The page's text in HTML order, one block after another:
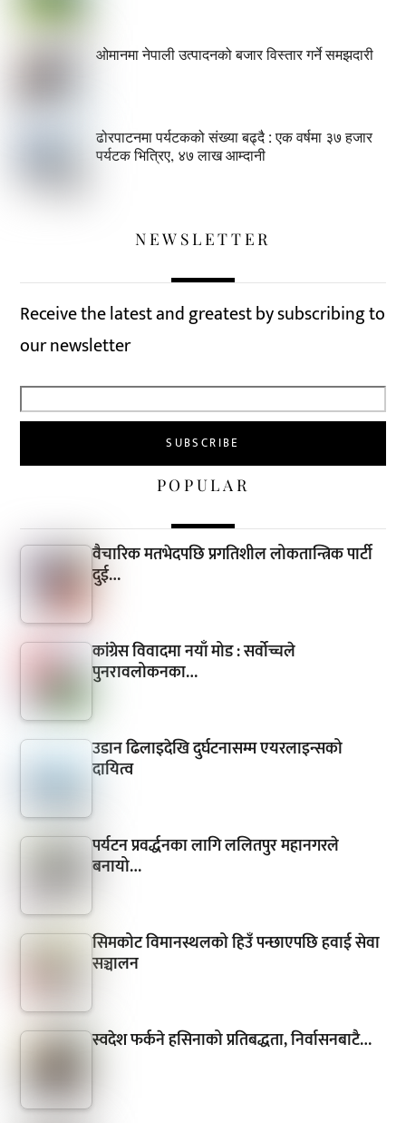
ओमानमा नेपाली उत्पादनको बजार विस्तार गर्ने समझदारी
ढोरपाटनमा पर्यटकको संख्या बढ्दै : एक वर्षमा ३७ हजार
पर्यटक भित्रिए, ४७ लाख आम्दानी
NEWSLETTER
Receive the latest and greatest by subscribing to
our newsletter
POPULAR
वैचारिक मतभेदपछि प्रगतिशील लोकतान्त्रिक पार्टी
दुई…
कांग्रेस विवादमा नयाँ मोड : सर्वोच्चले
पुनरावलोकनका…
उडान ढिलाइदेखि दुर्घटनासम्म एयरलाइन्सको
दायित्व
पर्यटन प्रवर्द्धनका लागि ललितपुर महानगरले
बनायो…
सिमकोट विमानस्थलको हिउँ पन्छाएपछि हवाई सेवा
सञ्चालन
स्वदेश फर्कने हसिनाको प्रतिबद्धता, निर्वासनबाटै…